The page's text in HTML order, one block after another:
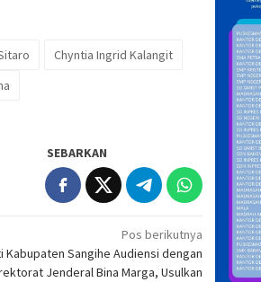
Chyntia Ingrid Kalangit
SEBARKAN
Pos berikutnya
Kabupaten Sangihe Audiensi dengan
Jenderal Bina Marga, Usulkan